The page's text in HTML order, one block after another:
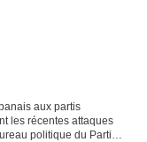
aux partis
les récentes attaques
politique du Parti